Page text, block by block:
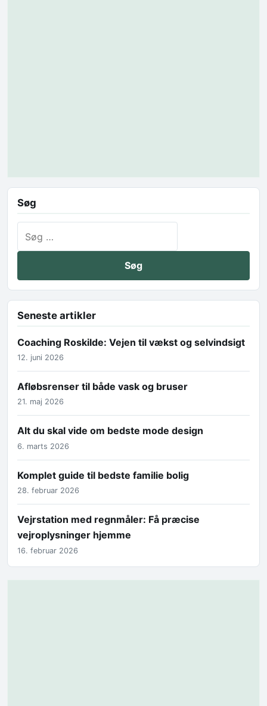
Søg
Seneste artikler
Coaching Roskilde: Vejen til vækst og selvindsigt
12. juni 2026
Afløbsrenser til både vask og bruser
21. maj 2026
Alt du skal vide om bedste mode design
6. marts 2026
Komplet guide til bedste familie bolig
28. februar 2026
Vejrstation med regnmåler: Få præcise
vejroplysninger hjemme
16. februar 2026